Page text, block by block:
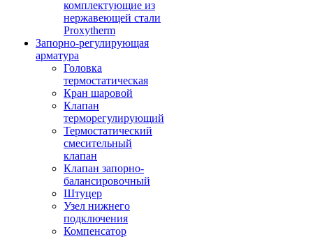
комплектующие из
нержавеющей стали
Proxytherm
Запорно-регулирующая
арматура
Головка
термостатическая
Кран шаровой
Клапан
терморегулирующий
Термостатический
смесительный
клапан
Клапан запорно-
балансировочный
Штуцер
Узел нижнего
подключения
Компенсатор